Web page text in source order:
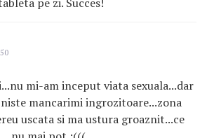
mi-am inceput viata sexuala...dar
mancarimi ingrozitoare...zona
uscata si ma ustura groaznit...ce